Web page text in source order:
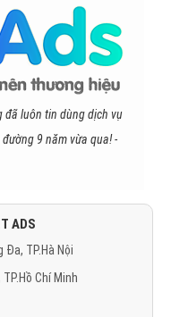
đã luôn tin dùng dịch vụ
9 năm vừa qua! -
ADS
Đa, TP.Hà Nội
Chí Minh